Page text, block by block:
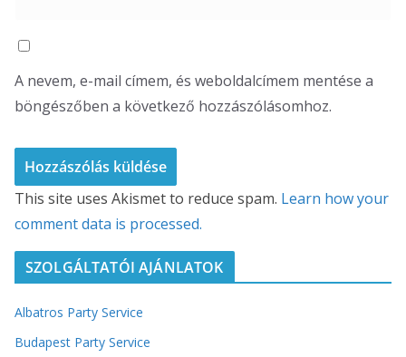
A nevem, e-mail címem, és weboldalcímem mentése a
böngészőben a következő hozzászólásomhoz.
This site uses Akismet to reduce spam. Learn how your
comment data is processed.
SZOLGÁLTATÓI AJÁNLATOK
Albatros Party Service
Budapest Party Service